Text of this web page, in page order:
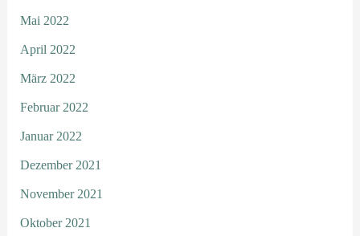
Mai 2022
April 2022
März 2022
Februar 2022
Januar 2022
Dezember 2021
November 2021
Oktober 2021